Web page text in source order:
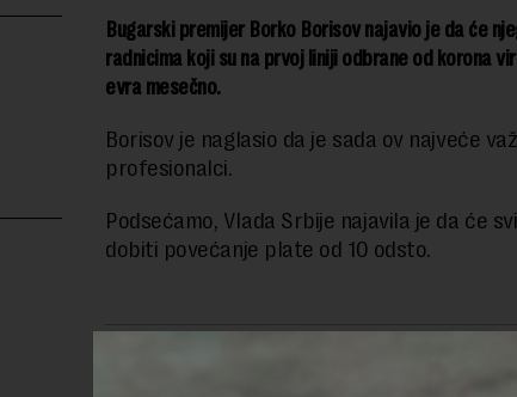
Bugarski premijer Borko Borisov najavio je da će
radnicima koji su na prvoj liniji odbrane od korona
evra mesečno.
Borisov je naglasio da je sada ov najveće
profesionalci.
Podsećamo, Vlada Srbije najavila je da će
dobiti povećanje plate od 10 odsto.
Preuzimanje delova teksta je dozvoljeno, ali uz